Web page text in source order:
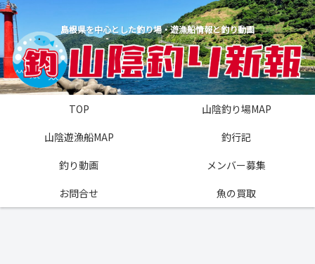
島根県を中心とした釣り場・遊漁船情報と釣り動画
TOP
山陰釣り場MAP
山陰遊漁船MAP
釣行記
釣り動画
メンバー募集
お問合せ
魚の買取